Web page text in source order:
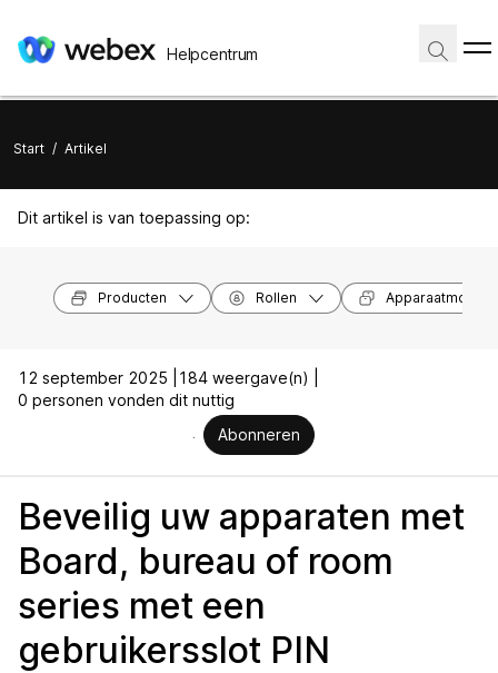
Helpcentrum
Start / Artikel
Dit artikel is van toepassing op:
Producten Rollen
12 september 2025 |
184 weergave(n) |
0 personen vonden dit nuttig
Abonneren
Beveilig uw apparaten met
Board, bureau of room
series met een
gebruikersslot PIN